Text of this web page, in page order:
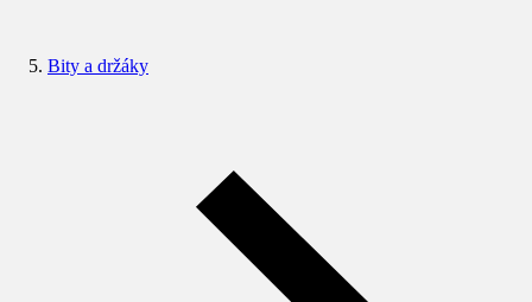
Bity a držáky